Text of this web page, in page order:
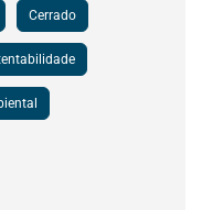
Cerrado